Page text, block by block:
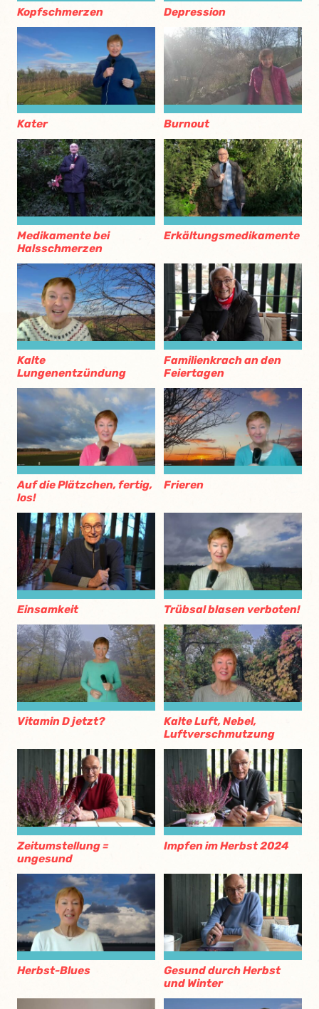
Kopfschmerzen Depression
Kater Burnout
Medikamente bei
Halsschmerzen
Erkältungsmedikamente
Kalte
Lungenentzündung
Familienkrach an den
Feiertagen
Auf die Plätzchen, fertig,
los!
Frieren
Einsamkeit Trübsal blasen verboten!
Vitamin D jetzt?
Kalte Luft, Nebel,
Luftverschmutzung
Zeitumstellung =
ungesund
Impfen im Herbst 2024
Herbst-Blues
Gesund durch Herbst
und Winter